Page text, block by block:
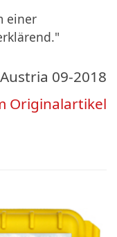
einer
09-2018
Originalartikel